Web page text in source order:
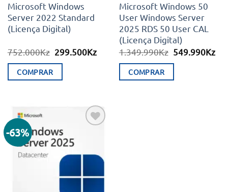
Microsoft Windows
Server 2022 Standard
(Licença Digital)
752.000Kz O
era:
299.500KzO
COMPRAR
Microsoft Windows 50
User Windows Server
2025 RDS 50 User CAL
(Licença Digital)
1.349.990Kz O
era:
549.990KzO
COMPRAR
-63%
aos meus
desejos